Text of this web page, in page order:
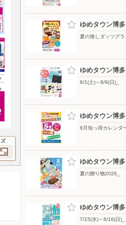
ゆめタウン博多
夏の推しダッツグラ
ゆめタウン博多
8/1(土)～8/9(日)_
ゆめタウン博多
8月知っ得カレンダ
ゆめタウン博多
夏の贈り物2026_
ゆめタウン博多
7/15(水)～8/16(日)_